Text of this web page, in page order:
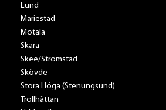
Lund
Mariestad
Motala
Skara
Skee/Strömstad
Skövde
Stora Höga (Stenungsund)
Trollhättan